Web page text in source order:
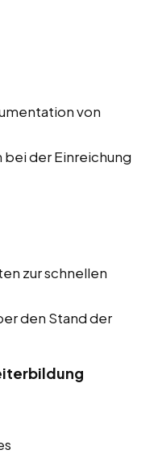
von
der Einreichung
zur schnellen
den Stand der